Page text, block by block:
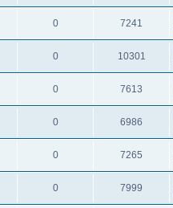
0 7241
0 10301
0 7613
0 6986
0 7265
0 7999